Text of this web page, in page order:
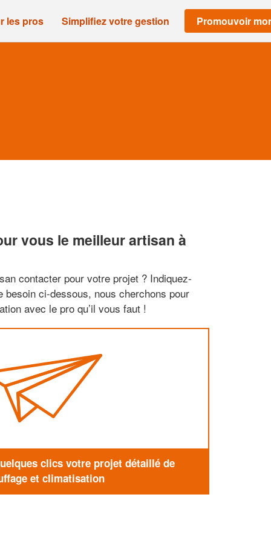
les pros Simplifiez votre gestion Promouvoir
vous le meilleur artisan à
contacter pour votre projet ? Indiquez-
besoin ci-dessous, nous cherchons pour
avec le pro qu’il vous faut !
clics votre projet détaillé de
et climatisation